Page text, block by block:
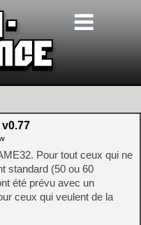
Pour tout ceux qui ne
standard (50 ou 60
été prévu avec un
ceux qui veulent de la